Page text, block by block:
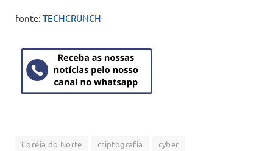
fonte: TECHCRUNCH
Coréia do Norte criptografia
cyber